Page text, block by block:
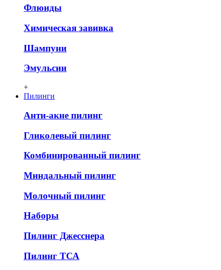
Флюиды
Химическая завивка
Шампуни
Эмульсии
+
Пилинги
Анти-акне пилинг
Гликолевый пилинг
Комбинированный пилинг
Миндальный пилинг
Молочный пилинг
Наборы
Пилинг Джесснера
Пилинг ТСА